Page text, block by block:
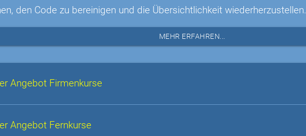
den Code zu bereinigen und die Übersichtlichkeit wiederherzustellen.
MEHR ERFAHREN...
Angebot Firmenkurse
Angebot Fernkurse